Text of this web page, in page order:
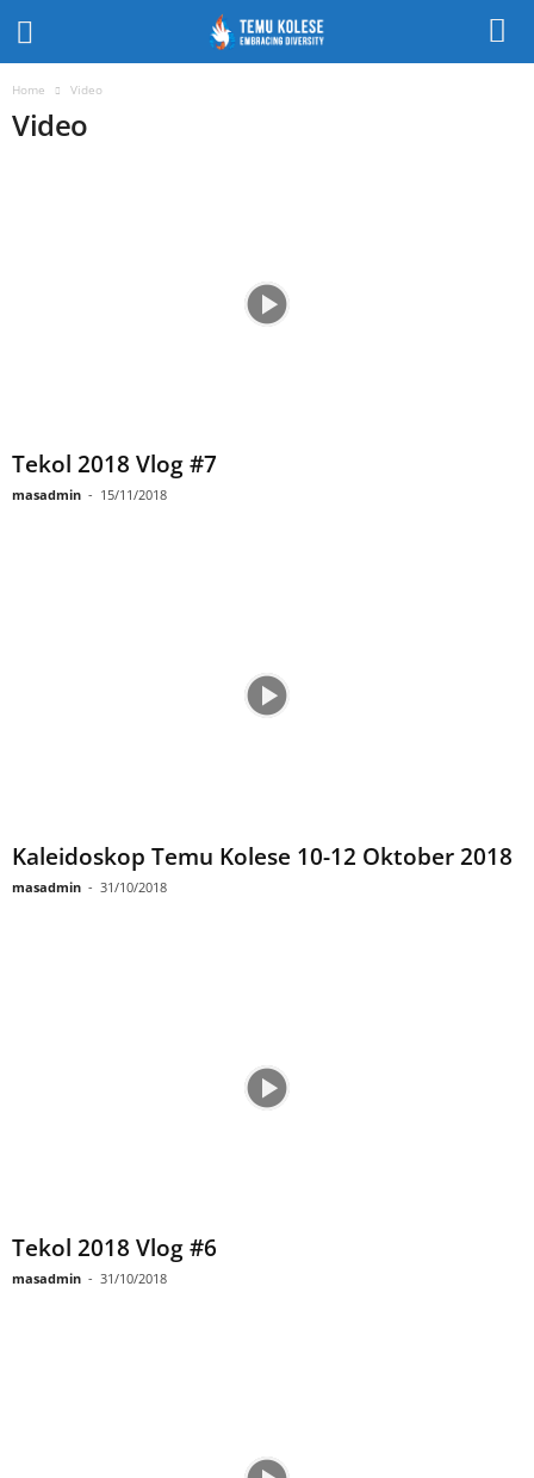
Home Video
Video
Tekol 2018 Vlog #7
masadmin - 15/11/2018
Kaleidoskop Temu Kolese 10-12 Oktober 2018
masadmin - 31/10/2018
Tekol 2018 Vlog #6
masadmin - 31/10/2018